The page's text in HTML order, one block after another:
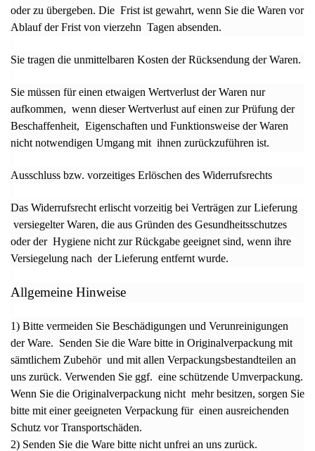
oder zu übergeben. Die Frist ist gewahrt, wenn Sie die Waren vor
Ablauf der Frist von vierzehn Tagen absenden.
Sie tragen die unmittelbaren Kosten der Rücksendung der Waren.
Sie müssen für einen etwaigen Wertverlust der Waren nur
aufkommen, wenn dieser Wertverlust auf einen zur Prüfung der
Beschaffenheit, Eigenschaften und Funktionsweise der Waren
nicht notwendigen Umgang mit ihnen zurückzuführen ist.
Ausschluss bzw. vorzeitiges Erlöschen des Widerrufsrechts
Das Widerrufsrecht erlischt vorzeitig bei Verträgen zur Lieferung
versiegelter Waren, die aus Gründen des Gesundheitsschutzes
oder der Hygiene nicht zur Rückgabe geeignet sind, wenn ihre
Versiegelung nach der Lieferung entfernt wurde.
Allgemeine Hinweise
1) Bitte vermeiden Sie Beschädigungen und Verunreinigungen
der Ware. Senden Sie die Ware bitte in Originalverpackung mit
sämtlichem Zubehör und mit allen Verpackungsbestandteilen an
uns zurück. Verwenden Sie ggf. eine schützende Umverpackung.
Wenn Sie die Originalverpackung nicht mehr besitzen, sorgen Sie
bitte mit einer geeigneten Verpackung für einen ausreichenden
Schutz vor Transportschäden.
2) Senden Sie die Ware bitte nicht unfrei an uns zurück.